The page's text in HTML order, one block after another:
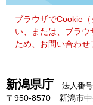
て
ブラウザでCookie
い、または、ブラ
ため、お問い合わせ
新潟県庁 法人番
〒950-8570 新潟市中